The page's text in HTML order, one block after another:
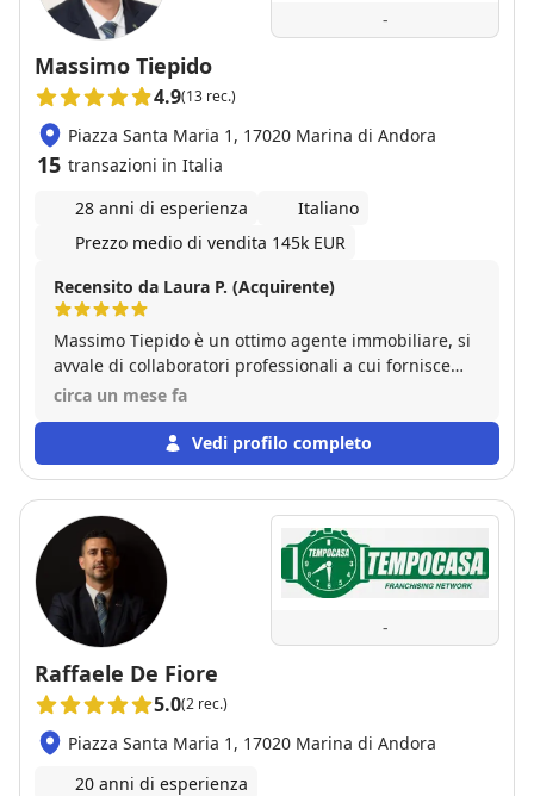
-
Massimo Tiepido
4.9(13 rec.)
Piazza Santa Maria 1, 17020 Marina di Andora
15 transazioni in Italia
28 anni di esperienza
Italiano
Prezzo medio di vendita 145k EUR
Recensito da Laura P. (Acquirente)
Massimo Tiepido è un ottimo agente immobiliare, si
avvale di collaboratori professionali a cui fornisce
sempre la sua esperienza nel settore. Consigliato su
circa un mese fa
Vedi profilo completo
-
Raffaele De Fiore
5.0(2 rec.)
Piazza Santa Maria 1, 17020 Marina di Andora
20 anni di esperienza